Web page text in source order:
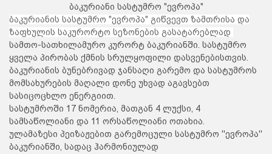
ბაკურიანი სასტუმრო "ევროპა"
ბაკურიანის სასტუმრო "ევროპა" გიწვევთ ზამთრისა და
ზაფხულის საკურორტო სეზონების გასატარებლად
სამთო-სათხილამურო კურორტ ბაკურიანში. სასტუმრო
ყველა პირობას ქმნის სრულყოფილი დასვენებისთვის.
ბაკურიანის ბუნებრივად ჯანსაღი გარემო და სასტუმროს
მომსახურების მაღალი დონე უხვად აგავსებთ
სასიცოცხლო ენერგიით.
სასტუმროში 17 ნომერია, მათგან 4 ლუქსი, 4
სამსაწოლიანი და 11 ორსაწოლიანი ოთახია.
ულამაზესი პეიზაჟებით გარემოცული სასტუმრო ''ევროპა''
ბაკურიანში, სადაც ჰარმონიულად